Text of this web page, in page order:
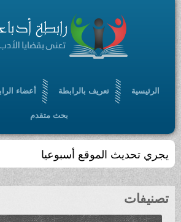
الرئيسية تعريف بالرابطة أعضاء الرابطة
بحث متقدم
يجري تحديث الموقع أسبوعيا
تصنيفات